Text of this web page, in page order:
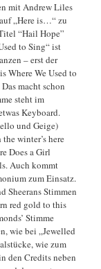
mit Andrew Liles
„Here is…“ zu
“Hail Hope”
to Sing“ ist
– erst der
Where We Used to
macht schon
steht im
Keyboard.
und Geige)
winter’s here
Does a Girl
Auch kommt
zum Einsatz.
Sheerans Stimmen
red gold to this
Stimme
wie bei „Jewelled
wie zum
den Credits neben